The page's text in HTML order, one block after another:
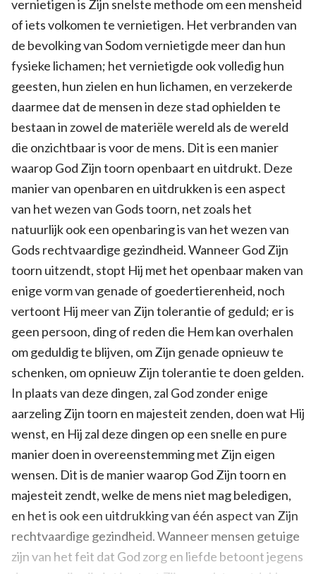
vernietigen is Zijn snelste methode om een mensheid
of iets volkomen te vernietigen. Het verbranden van
de bevolking van Sodom vernietigde meer dan hun
fysieke lichamen; het vernietigde ook volledig hun
geesten, hun zielen en hun lichamen, en verzekerde
daarmee dat de mensen in deze stad ophielden te
bestaan in zowel de materiële wereld als de wereld
die onzichtbaar is voor de mens. Dit is een manier
waarop God Zijn toorn openbaart en uitdrukt. Deze
manier van openbaren en uitdrukken is een aspect
van het wezen van Gods toorn, net zoals het
natuurlijk ook een openbaring is van het wezen van
Gods rechtvaardige gezindheid. Wanneer God Zijn
toorn uitzendt, stopt Hij met het openbaar maken van
enige vorm van genade of goedertierenheid, noch
vertoont Hij meer van Zijn tolerantie of geduld; er is
geen persoon, ding of reden die Hem kan overhalen
om geduldig te blijven, om Zijn genade opnieuw te
schenken, om opnieuw Zijn tolerantie te doen gelden.
In plaats van deze dingen, zal God zonder enige
aarzeling Zijn toorn en majesteit zenden, doen wat Hij
wenst, en Hij zal deze dingen op een snelle en pure
manier doen in overeenstemming met Zijn eigen
wensen. Dit is de manier waarop God Zijn toorn en
majesteit zendt, welke de mens niet mag beledigen,
en het is ook een uitdrukking van één aspect van Zijn
rechtvaardige gezindheid. Wanneer mensen getuige
zijn van het feit dat God zorg en liefde betoont jegens